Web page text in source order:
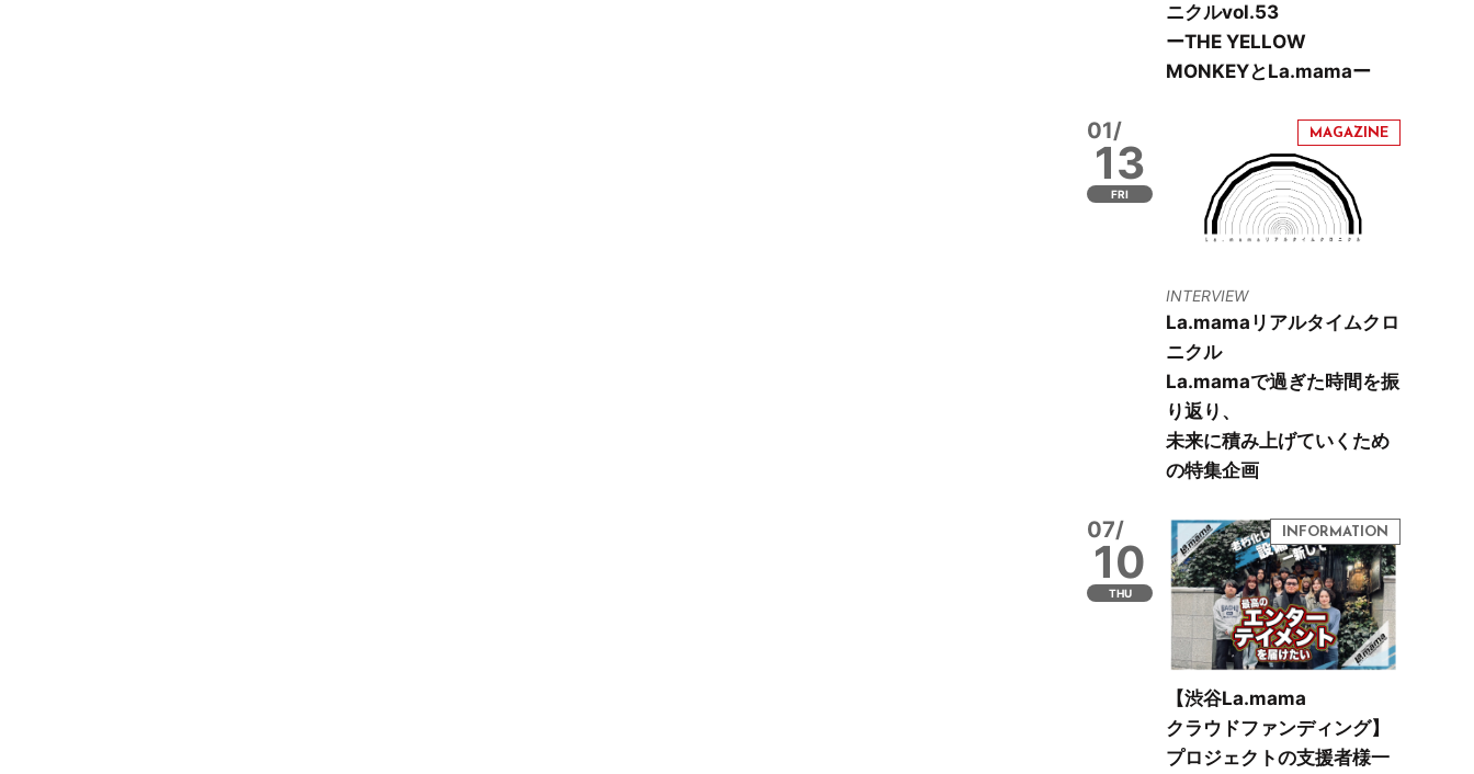
ニクルvol.53
ーTHE YELLOW
MONKEYとLa.mamaー
01/
13
FRI
INTERVIEW
La.mamaリアルタイムクロ
ニクル
La.mamaで過ぎた時間を振
り返り、
未来に積み上げていくため
の特集企画
07/
10
THU
【渋谷La.mama
クラウドファンディング】
プロジェクトの支援者様一